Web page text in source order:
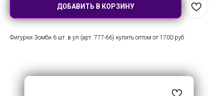
ДОБАВИТЬ В КОРЗИНУ
Фигурки Зомби 6 шт. в уп (арт. 777-66) купить оптом от 1700 руб